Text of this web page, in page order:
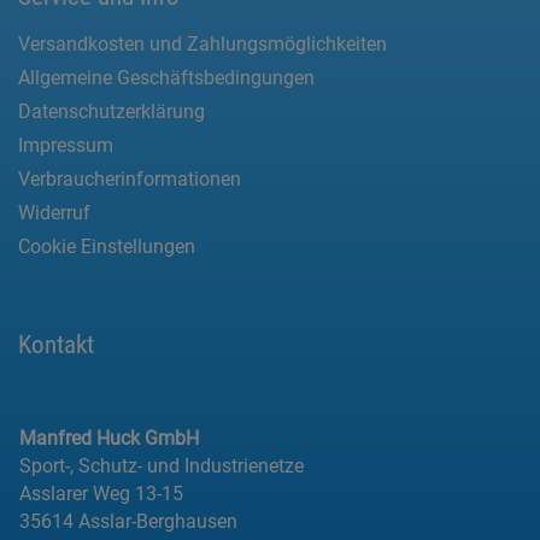
Versandkosten und Zahlungsmöglichkeiten
Allgemeine Geschäftsbedingungen
Datenschutzerklärung
Impressum
Verbraucherinformationen
Widerruf
Cookie Einstellungen
Kontakt
Manfred Huck GmbH
Sport-, Schutz- und Industrienetze
Asslarer Weg 13-15
35614 Asslar-Berghausen